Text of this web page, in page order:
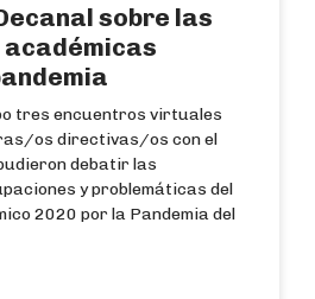
sobre las
tres encuentros virtuales
os directivas/os con el
debatir las
y problemáticas del
2020 por la Pandemia del